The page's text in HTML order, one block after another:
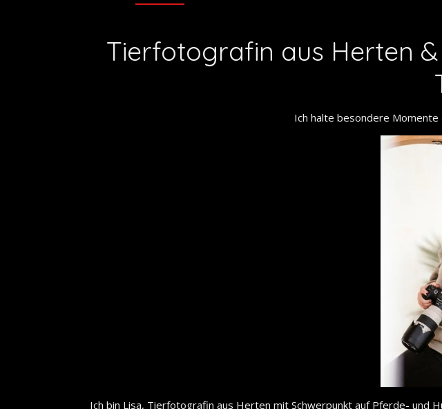
Tierfotografin aus Herten
Ich halte besondere
Ich bin Lisa, Tierfotografin aus Herten mit Schwerpunkt auf Pferde- und